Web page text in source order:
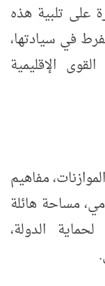
على تلبية هذه
في سيادتها،
الإقليمية
مفاهيم
مساحة هائلة
الدولة،